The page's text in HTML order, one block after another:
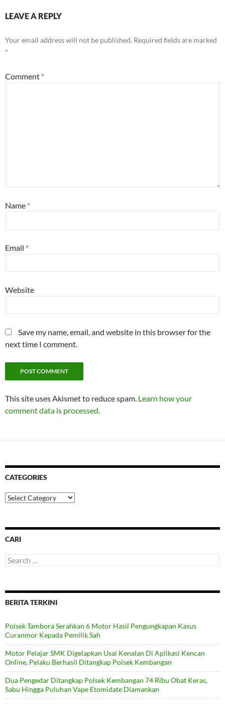
LEAVE A REPLY
Your email address will not be published. Required fields are marked
*
Comment *
Name *
Email *
Website
Save my name, email, and website in this browser for the
next time I comment.
This site uses Akismet to reduce spam. Learn how your
comment data is processed.
CATEGORIES
Categories
CARI
Search
for:
BERITA TERKINI
Polsek Tambora Serahkan 6 Motor Hasil Pengungkapan Kasus
Curanmor Kepada Pemilik Sah
Motor Pelajar SMK Digelapkan Usai Kenalan Di Aplikasi Kencan
Online, Pelaku Berhasil Ditangkap Polsek Kembangan
Dua Pengedar Ditangkap Polsek Kembangan 74 Ribu Obat Keras,
Sabu Hingga Puluhan Vape Etomidate Diamankan